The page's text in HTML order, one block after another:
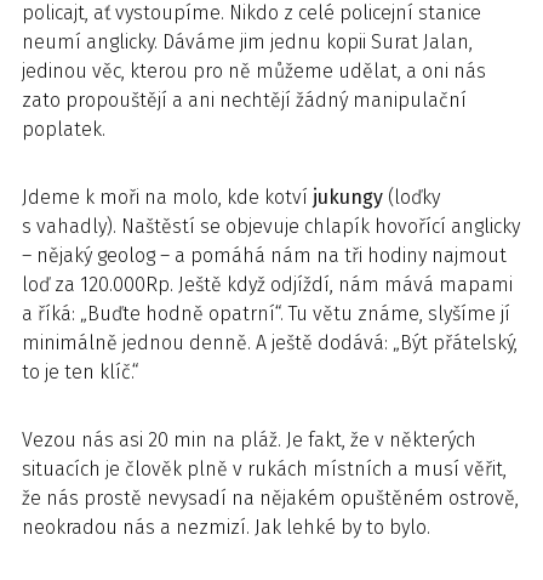
policajt, ať vystoupíme. Nikdo z celé policejní stanice
neumí anglicky. Dáváme jim jednu kopii Surat Jalan,
jedinou věc, kterou pro ně můžeme udělat, a oni nás
zato propouštějí a ani nechtějí žádný manipulační
poplatek.
Jdeme k moři na molo, kde kotví jukungy (loďky
s vahadly). Naštěstí se objevuje chlapík hovořící anglicky
– nějaký geolog – a pomáhá nám na tři hodiny najmout
loď za 120.000Rp. Ještě když odjíždí, nám mává mapami
a říká: „Buďte hodně opatrní“. Tu větu známe, slyšíme jí
minimálně jednou denně. A ještě dodává: „Být přátelský,
to je ten klíč.“
Vezou nás asi 20 min na pláž. Je fakt, že v některých
situacích je člověk plně v rukách místních a musí věřit,
že nás prostě nevysadí na nějakém opuštěném ostrově,
neokradou nás a nezmizí. Jak lehké by to bylo.